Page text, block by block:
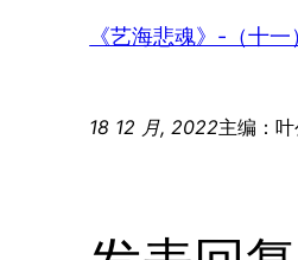
《艺海悲魂》-（十一
18 12 月, 2022主编：